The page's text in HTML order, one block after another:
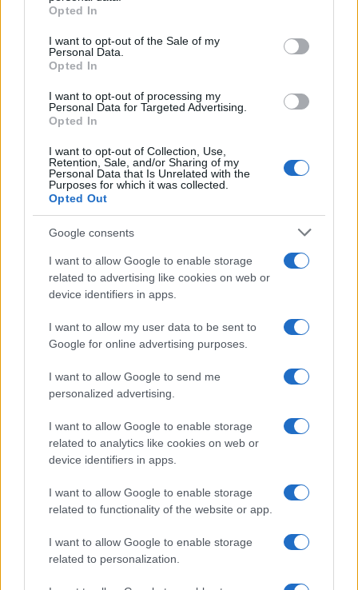
Please note that this website/app uses one or more Google
services and may gather and store information including but
not limited to your visit or usage behaviour. You may click to
grant or deny consent to Google and its third-party tags to
consent section.
Opted In
I want to opt-out of the Sale of my
Personal Data.
Opted In
I want to opt-out of processing my
Personal Data for Targeted Advertising.
Opted In
I want to opt-out of Collection, Use,
Retention, Sale, and/or Sharing of my
Personal Data that Is Unrelated with the
Purposes for which it was collected.
Opted Out
Google consents
I want to allow Google to enable storage
related to advertising like cookies on web or
device identifiers in apps.
I want to allow my user data to be sent to
Google for online advertising purposes.
I want to allow Google to send me
personalized advertising.
I want to allow Google to enable storage
related to analytics like cookies on web or
device identifiers in apps.
I want to allow Google to enable storage
related to functionality of the website or app.
I want to allow Google to enable storage
related to personalization.